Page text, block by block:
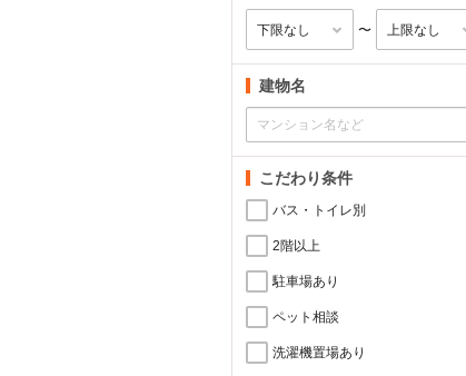
〜
建物名
こだわり条件
バス・トイレ別
2階以上
駐車場あり
ペット相談
洗濯機置場あり